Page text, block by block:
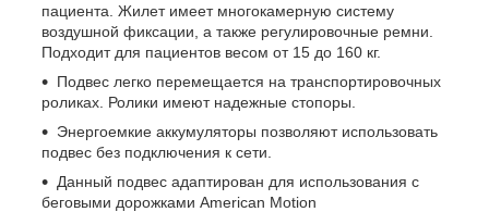
пациента. Жилет имеет многокамерную систему
воздушной фиксации, а также регулировочные ремни.
Подходит для пациентов весом от 15 до 160 кг.
Подвес легко перемещается на транспортировочных
роликах. Ролики имеют надежные стопоры.
Энергоемкие аккумуляторы позволяют использовать
подвес без подключения к сети.
Данный подвес адаптирован для использования с
беговыми дорожками American Motion